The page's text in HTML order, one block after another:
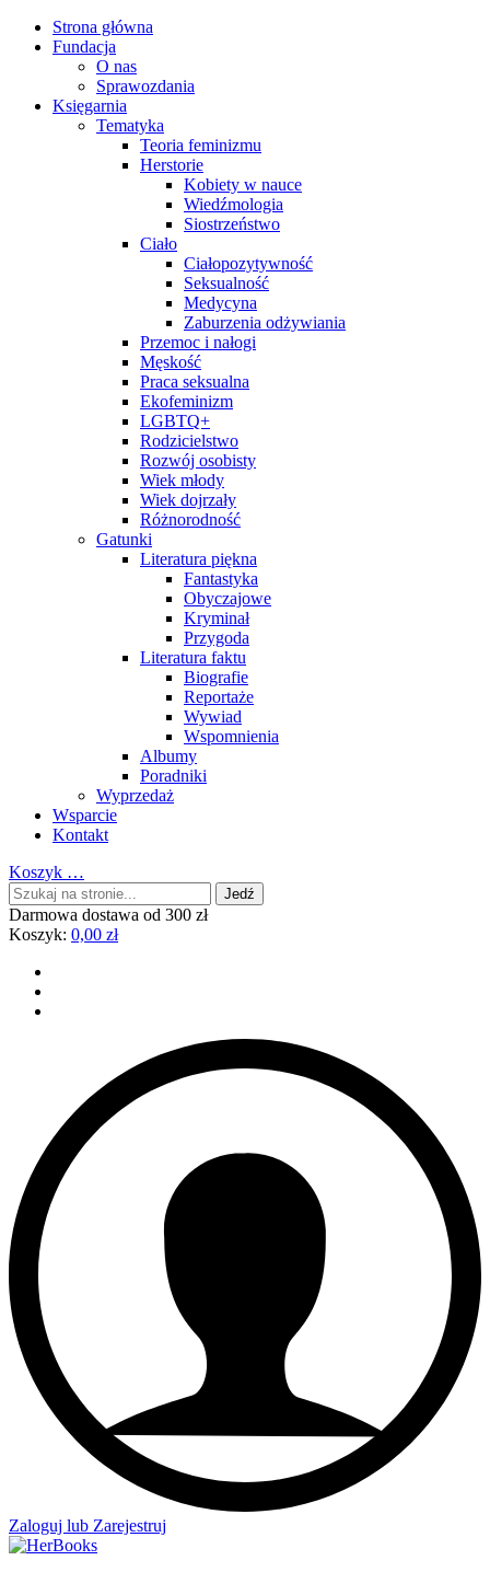
Strona główna
Fundacja
O nas
Sprawozdania
Księgarnia
Tematyka
Teoria feminizmu
Herstorie
Kobiety w nauce
Wiedźmologia
Siostrzeństwo
Ciało
Ciałopozytywność
Seksualność
Medycyna
Zaburzenia odżywiania
Przemoc i nałogi
Męskość
Praca seksualna
Ekofeminizm
LGBTQ+
Rodzicielstwo
Rozwój osobisty
Wiek młody
Wiek dojrzały
Różnorodność
Gatunki
Literatura piękna
Fantastyka
Obyczajowe
Kryminał
Przygoda
Literatura faktu
Biografie
Reportaże
Wywiad
Wspomnienia
Albumy
Poradniki
Wyprzedaż
Wsparcie
Kontakt
Koszyk …
Darmowa dostawa od 300 zł
Koszyk: 0,00 zł
Zaloguj lub Zarejestruj